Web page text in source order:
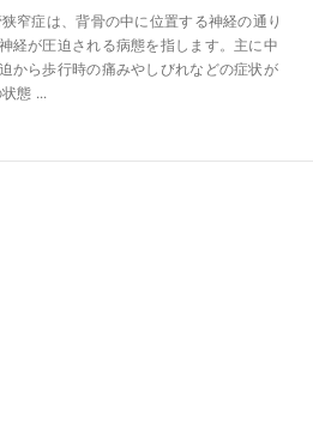
窄症は、背骨の中に位置する神経の通り
経が圧迫される病態を指します。主に中
から歩行時の痛みやしびれなどの症状が
態 ...